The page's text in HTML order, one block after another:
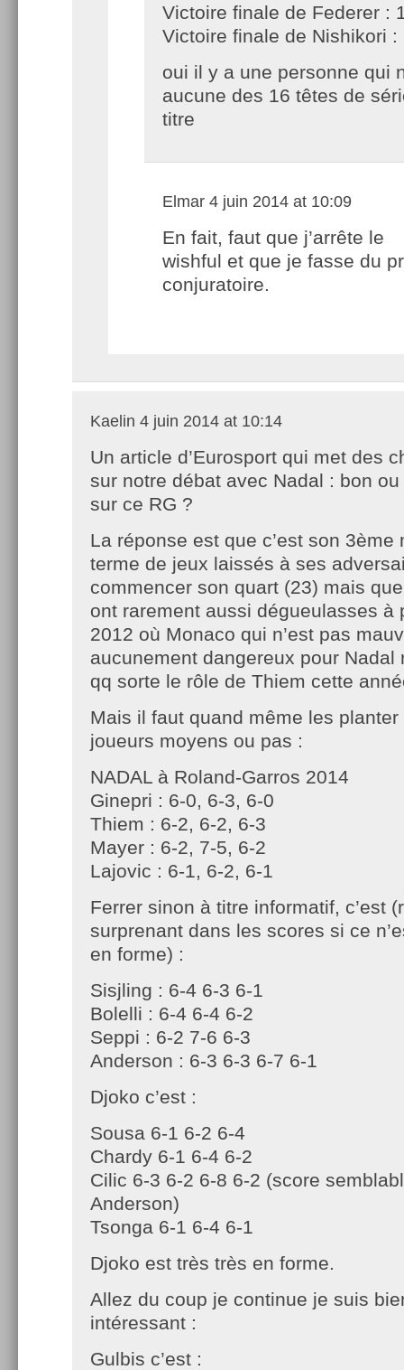
Victoire finale de Federer :
Victoire finale de Nishikori :
oui il y a une personne qui
aucune des 16 têtes de
titre
Elmar 4 juin 2014 at 10:09
En fait, faut que j’arrête le
wishful et que je fasse du
conjuratoire.
Kaelin 4 juin 2014 at 10:14
Un article d’Eurosport qui met des
sur notre débat avec Nadal : bon
sur ce RG ?
La réponse est que c’est son 3ème
terme de jeux laissés à ses
commencer son quart (23) mais
ont rarement aussi dégueulasses à
2012 où Monaco qui n’est pas
aucunement dangereux pour Nadal
qq sorte le rôle de Thiem cette
Mais il faut quand même les
joueurs moyens ou pas :
NADAL à Roland-Garros 2014
Ginepri : 6-0, 6-3, 6-0
Thiem : 6-2, 6-2, 6-3
Mayer : 6-2, 7-5, 6-2
Lajovic : 6-1, 6-2, 6-1
Ferrer sinon à titre informatif, c’est
surprenant dans les scores si ce
en forme) :
Sisjling : 6-4 6-3 6-1
Bolelli : 6-4 6-4 6-2
Seppi : 6-2 7-6 6-3
Anderson : 6-3 6-3 6-7 6-1
Djoko c’est :
Sousa 6-1 6-2 6-4
Chardy 6-1 6-4 6-2
Cilic 6-3 6-2 6-8 6-2 (score
Anderson)
Tsonga 6-1 6-4 6-1
Djoko est très très en forme.
Allez du coup je continue je suis
intéressant :
Gulbis c’est :